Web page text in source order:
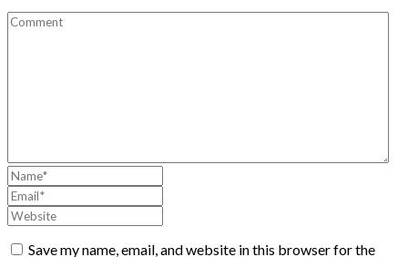
Save my name, email, and website in this browser for the